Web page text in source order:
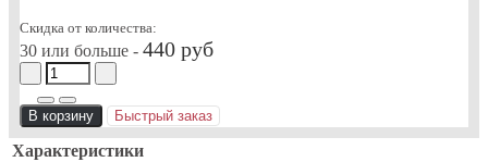
Скидка от количества:
30 или больше - 440 руб
В корзину Быстрый заказ
Характеристики